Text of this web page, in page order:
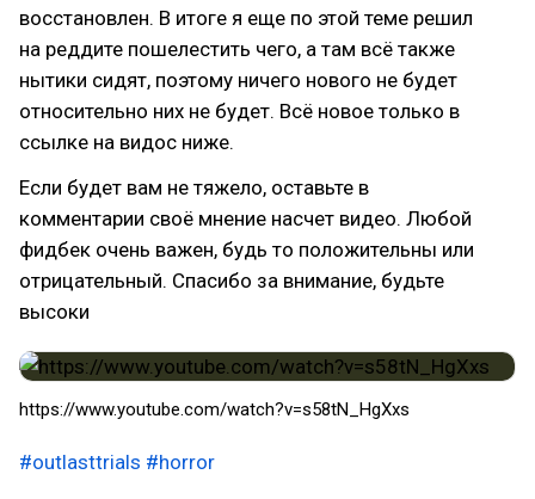
восстановлен. В итоге я еще по этой теме решил
на реддите пошелестить чего, а там всё также
нытики сидят, поэтому ничего нового не будет
относительно них не будет. Всё новое только в
ссылке на видос ниже.
Если будет вам не тяжело, оставьте в
комментарии своё мнение насчет видео. Любой
фидбек очень важен, будь то положительны или
отрицательный. Спасибо за внимание, будьте
высоки
https://www.youtube.com/watch?v=s58tN_HgXxs
#outlasttrials #horror